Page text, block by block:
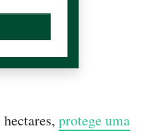
protege uma